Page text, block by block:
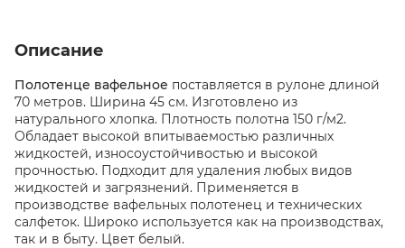
Описание
Полотенце вафельное поставляется в рулоне длиной
70 метров. Ширина 45 см. Изготовлено из
натурального хлопка. Плотность полотна 150 г/м2.
Обладает высокой впитываемостью различных
жидкостей, износоустойчивостью и высокой
прочностью. Подходит для удаления любых видов
жидкостей и загрязнений. Применяется в
производстве вафельных полотенец и технических
салфеток. Широко используется как на производствах,
так и в быту. Цвет белый.